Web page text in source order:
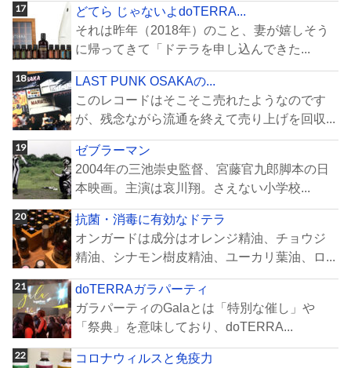
どてら じゃないよdoTERRA...
それは昨年（2018年）のこと、妻が嬉しそう
に帰ってきて「ドテラを申し込んできた...
LAST PUNK OSAKAの...
このレコードはそこそこ売れたようなのです
が、残念ながら流通を終えて売り上げを回収...
ゼブラーマン
2004年の三池崇史監督、宮藤官九郎脚本の日
本映画。主演は哀川翔。さえない小学校...
抗菌・消毒に有効なドテラ
オンガードは成分はオレンジ精油、チョウジ
精油、シナモン樹皮精油、ユーカリ葉油、ロ...
doTERRAガラパーティ
ガラパーティのGalaとは「特別な催し」や
「祭典」を意味しており、doTERRA...
コロナウィルスと免疫力